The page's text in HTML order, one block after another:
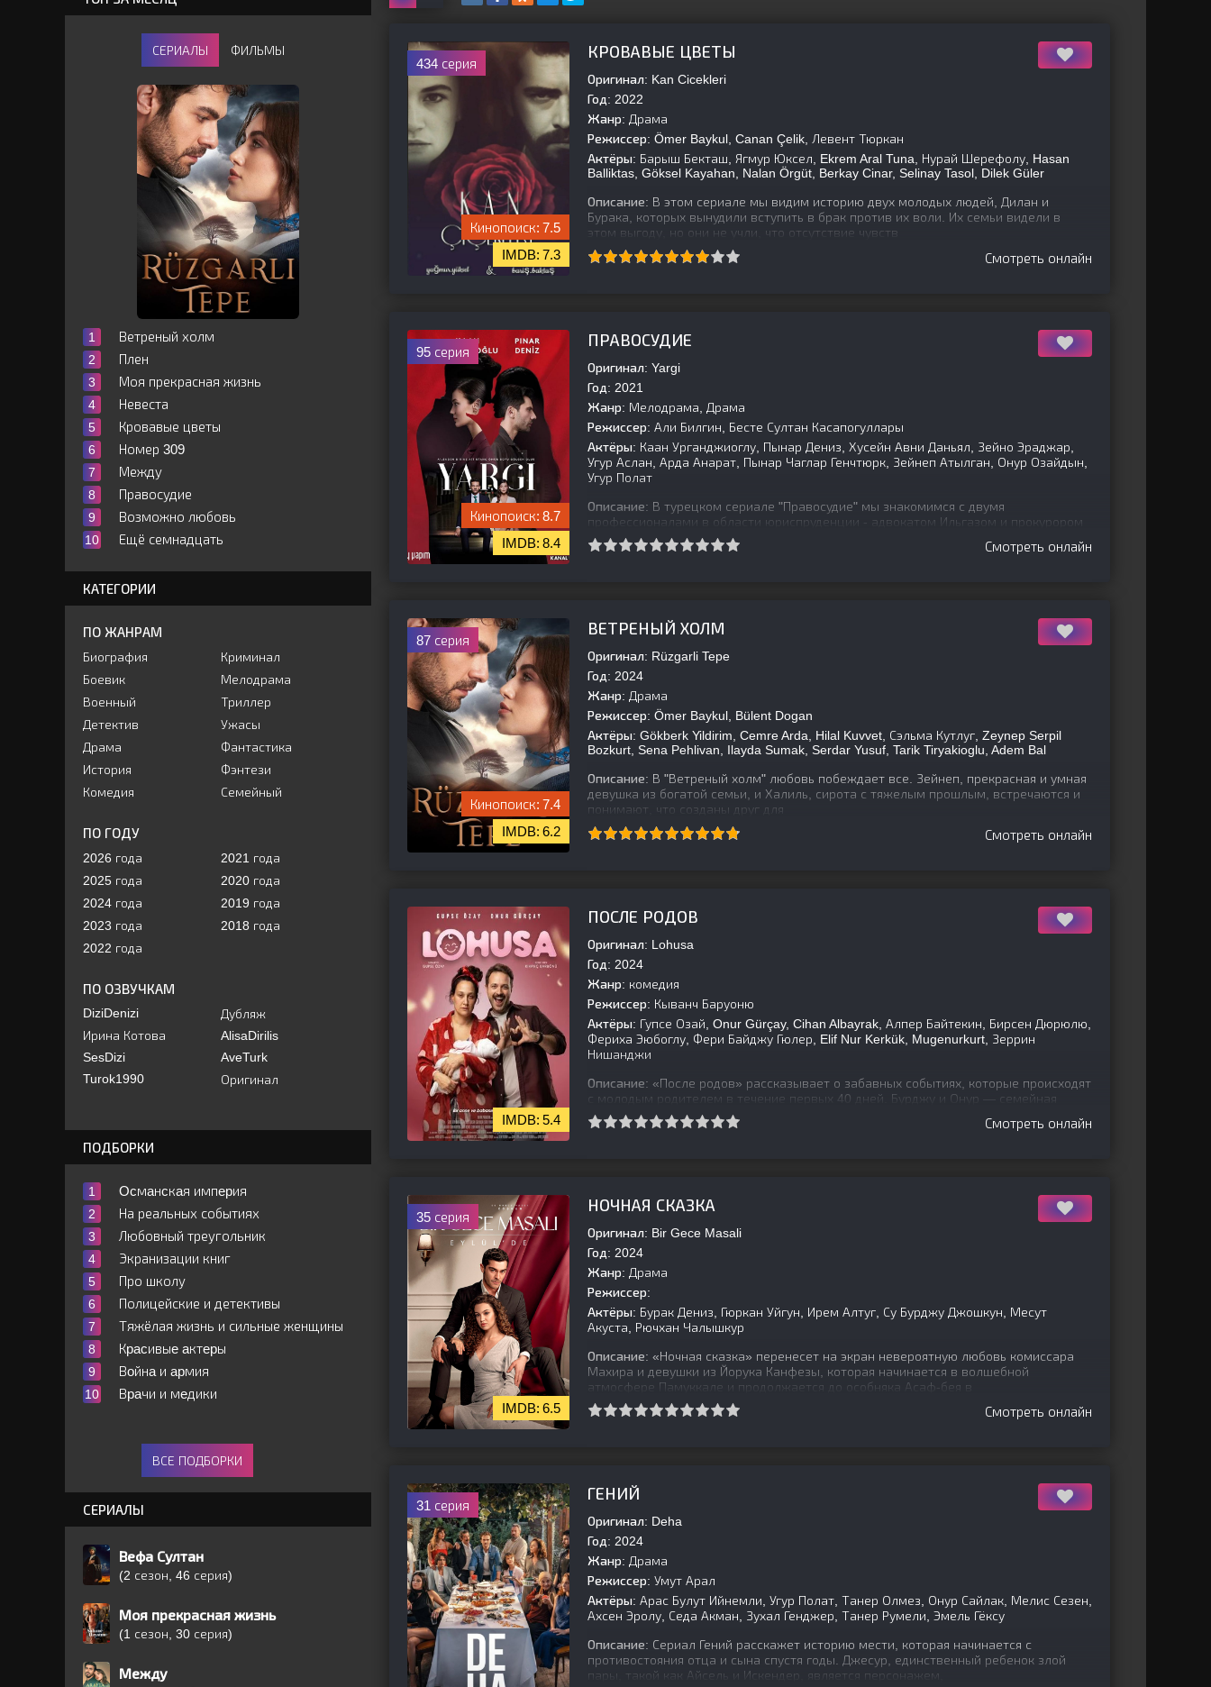
434 серия
7.5
7.3
КРОВАВЫЕ ЦВЕТЫ
Оригинал: Kan Cicekleri
Год: 2022
Жанр: Драма
Режиссер: Ömer Baykul, Canan Çelik, Левент Тюркан
Актёры: Барыш Бекташ, Ягмур Юксел, Ekrem Aral Tuna, Нурай Шерефолу, Hasan
Balliktas, Göksel Kayahan, Nalan Örgüt, Berkay Cinar, Selinay Tasol, Dilek Güler
Описание: В этом сериале мы видим историю двух молодых людей, Дилан и
Бурака, которых вынудили вступить в брак против их воли. Их семьи видели в
этом выгоду, но они не учли, что отсутствие чувств
Смотреть онлайн
95 серия
8.7
8.4
ПРАВОСУДИЕ
Оригинал: Yargi
Год: 2021
Жанр: Мелодрама, Драма
Режиссер: Али Билгин, Бесте Султан Касапогуллары
Актёры: Каан Урганджиоглу, Пынар Дениз, Хусейн Авни Даньял, Зейно Эраджар,
Угур Аслан, Арда Анарат, Пынар Чаглар Генчтюрк, Зейнеп Атылган, Онур Озайдын,
Угур Полат
Описание: В турецком сериале "Правосудие" мы знакомимся с двумя
профессионалами в области юриспруденции - адвокатом Ильгазом и прокурором
Джейлин. Вместе им приходится расследовать
Смотреть онлайн
87 серия
7.4
6.2
ВЕТРЕНЫЙ ХОЛМ
Оригинал: Rüzgarli Tepe
Год: 2024
Жанр: Драма
Режиссер: Ömer Baykul, Bülent Dogan
Актёры: Gökberk Yildirim, Cemre Arda, Hilal Kuvvet, Сэльма Кутлуг, Zeynep Serpil
Bozkurt, Sena Pehlivan, Ilayda Sumak, Serdar Yusuf, Tarik Tiryakioglu, Adem Bal
Описание: В "Ветреный холм" любовь побеждает все. Зейнеп, прекрасная и умная
девушка из богатой семьи, и Халиль, сирота с тяжелым прошлым, встречаются и
понимают, что созданы друг для
Смотреть онлайн
5.4
ПОСЛЕ РОДОВ
Оригинал: Lohusa
Год: 2024
Жанр: комедия
Режиссер: Кыванч Баруоню
Актёры: Гупсе Озай, Onur Gürçay, Cihan Albayrak, Алпер Байтекин, Бирсен Дюрюлю,
Фериха Эюбоглу, Фери Байджу Гюлер, Elif Nur Kerkük, Mugenurkurt, Зеррин
Нишанджи
Описание: «После родов» рассказывает о забавных событиях, которые происходят
с молодым родителем в течение первых 40 дней. Бурджу и Онур — семейная
пара, которая с нетерпением ждет того дня, когда у
Смотреть онлайн
35 серия
6.5
НОЧНАЯ СКАЗКА
Оригинал: Bir Gece Masali
Год: 2024
Жанр: Драма
Режиссер:
Актёры: Бурак Дениз, Гюркан Уйгун, Ирем Алтуг, Су Бурджу Джошкун, Месут
Акуста, Рючхан Чалышкур
Описание: «Ночная сказка» перенесет на экран невероятную любовь комиссара
Махира и девушки из Йорука Канфезы, которая начинается в волшебной
атмосфере Памуккале и продолжается до особняка Асаф-бея в
Смотреть онлайн
31 серия
ГЕНИЙ
Оригинал: Deha
Год: 2024
Жанр: Драма
Режиссер: Умут Арал
Актёры: Арас Булут Ийнемли, Угур Полат, Танер Олмез, Онур Сайлак, Мелис Сезен,
Ахсен Эролу, Седа Акман, Зухал Генджер, Танер Румели, Эмель Гёксу
Описание: Сериал Гений расскажет историю мести, которая начинается с
противостояния отца и сына спустя годы. Джесур, единственный ребенок злой
пары, такой как Айсель и Искендер, является персонажем,
СЕРИАЛЫ ФИЛЬМЫ
Ветреный холм
Плен
Моя прекрасная жизнь
Невеста
Кровавые цветы
Номер 309
Между
Правосудие
Возможно любовь
Ещё семнадцать
КАТЕГОРИИ
ПО ЖАНРАМ
Биография
Боевик
Военный
Детектив
Драма
История
Комедия
Криминал
Мелодрама
Триллер
Ужасы
Фантастика
Фэнтези
Семейный
ПО ГОДУ
2026 года
2025 года
2024 года
2023 года
2022 года
2021 года
2020 года
2019 года
2018 года
ПО ОЗВУЧКАМ
DiziDenizi
Ирина Котова
SesDizi
Turok1990
Дубляж
AlisaDirilis
AveTurk
Оригинал
ПОДБОРКИ
Ocмaнcкaя импepия
На реальных событиях
Любовный треугольник
Экранизации книг
Про школу
Полицейские и детективы
Тяжёлая жизнь и сильные женщины
Кpacивыe aктepы
Вoйнa и apмия
Вpaчи и мeдики
ВСЕ ПОДБОРКИ
СЕРИАЛЫ
Вефа Султан
(2 сезон, 46 серия)
Моя прекрасная жизнь
(1 сезон, 30 серия)
Между